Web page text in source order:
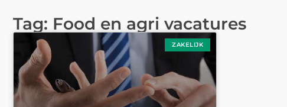
Tag: Food en agri vacatures
ZAKELIJK